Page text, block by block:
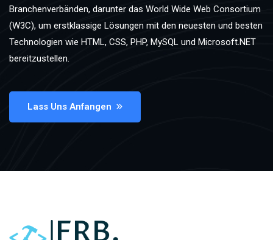
Branchenverbänden, darunter das World Wide Web Consortium
(W3C), um erstklassige Lösungen mit den neuesten und besten
Technologien wie HTML, CSS, PHP, MySQL und Microsoft.NET
bereitzustellen.
Lass Uns Anfangen